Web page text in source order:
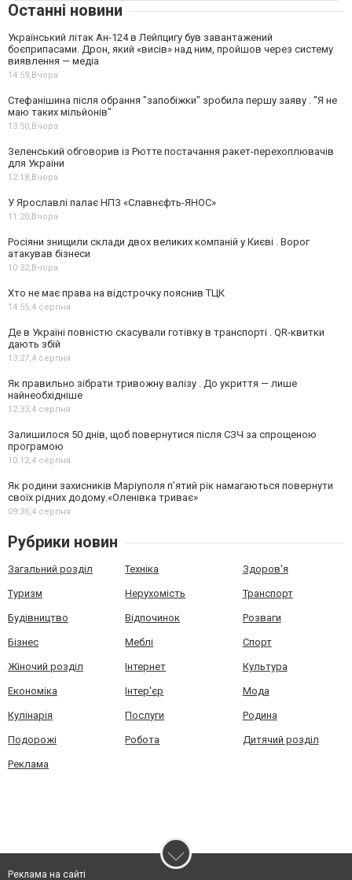
Останні новини
Український літак Ан-124 в Лейпцигу був завантажений
боєприпасами. Дрон, який «висів» над ним, пройшов через систему
виявлення — медіа
14:59,Вчора
Стефанішина після обрання "запобіжки" зробила першу заяву . "Я не
маю таких мільйонів"
13:50,Вчора
Зеленський обговорив із Рютте постачання ракет-перехоплювачів
для України
12:18,Вчора
У Ярославлі палає НПЗ «Славнєфть-ЯНОС»
11:20,Вчора
Росіяни знищили склади двох великих компаній у Києві . Ворог
атакував бізнеси
10:32,Вчора
Хто не має права на відстрочку пояснив ТЦК
14:55,4 серпня
Де в Україні повністю скасували готівку в транспорті . QR-квитки
дають збій
13:27,4 серпня
Як правильно зібрати тривожну валізу . До укриття — лише
найнеобхідніше
12:33,4 серпня
Залишилося 50 днів, щоб повернутися після СЗЧ за спрощеною
програмою
10:12,4 серпня
Як родини захисників Маріуполя пʼятий рік намагаються повернути
своїх рідних додому.«Оленівка триває»
09:36,4 серпня
Рубрики новин
Загальний розділ Техніка Здоров'я
Туризм Нерухомість Транспорт
Будівництво Відпочинок Розваги
Бізнес Меблі Спорт
Жіночий розділ Інтернет Культура
Економіка Інтер'єр Мода
Кулінарія Послуги Родина
Подорожі Робота Дитячий розділ
Реклама
Реклама на сайті